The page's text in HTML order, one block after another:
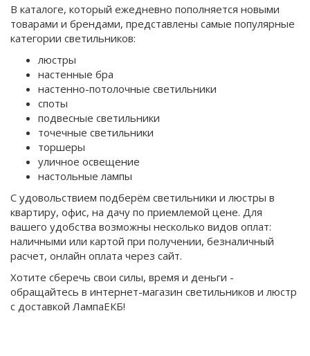
В каталоге, который ежедневно пополняется новыми
товарами и брендами, представлены самые популярные
категории светильников:
люстры
настенные бра
настенно-потолочные светильники
споты
подвесные светильники
точечные светильники
торшеры
уличное освещение
настольные лампы
С удовольствием подберём светильники и люстры в
квартиру, офис, на дачу по приемлемой цене. Для
вашего удобства возможны несколько видов оплат:
наличными или картой при получении, безналичный
расчет, онлайн оплата через сайт.
Хотите сберечь свои силы, время и деньги -
обращайтесь в интернет-магазин светильников и люстр
с доставкой ЛампаЕКБ!